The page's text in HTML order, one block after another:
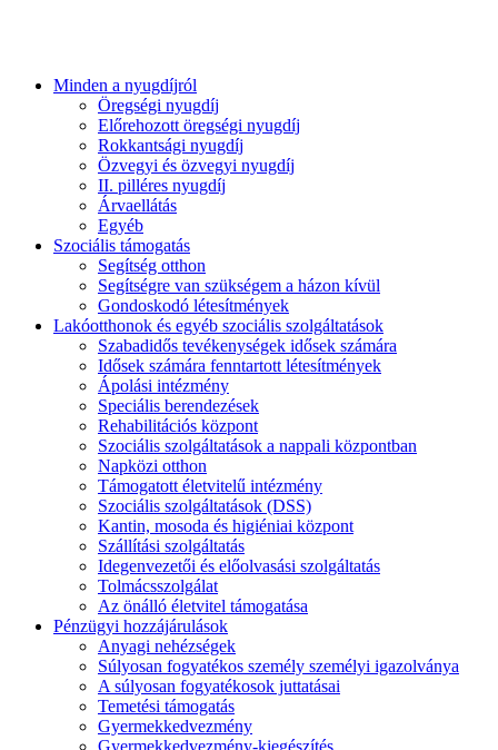
Minden a nyugdíjról
Öregségi nyugdíj
Előrehozott öregségi nyugdíj
Rokkantsági nyugdíj
Özvegyi és özvegyi nyugdíj
II. pilléres nyugdíj
Árvaellátás
Egyéb
Szociális támogatás
Segítség otthon
Segítségre van szükségem a házon kívül
Gondoskodó létesítmények
Lakóotthonok és egyéb szociális szolgáltatások
Szabadidős tevékenységek idősek számára
Idősek számára fenntartott létesítmények
Ápolási intézmény
Speciális berendezések
Rehabilitációs központ
Szociális szolgáltatások a nappali központban
Napközi otthon
Támogatott életvitelű intézmény
Szociális szolgáltatások (DSS)
Kantin, mosoda és higiéniai központ
Szállítási szolgáltatás
Idegenvezetői és előolvasási szolgáltatás
Tolmácsszolgálat
Az önálló életvitel támogatása
Pénzügyi hozzájárulások
Anyagi nehézségek
Súlyosan fogyatékos személy személyi igazolványa
A súlyosan fogyatékosok juttatásai
Temetési támogatás
Gyermekkedvezmény
Gyermekkedvezmény-kiegészítés